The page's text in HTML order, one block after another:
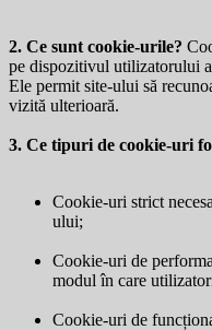
2. Ce sunt cookie-urile?
pe dispozitivul utilizatorului
Ele permit site-ului să
vizită ulterioară.
3. Ce tipuri de cookie-uri
Cookie-uri strict
ului;
Cookie-uri de
modul în care
Cookie-uri de